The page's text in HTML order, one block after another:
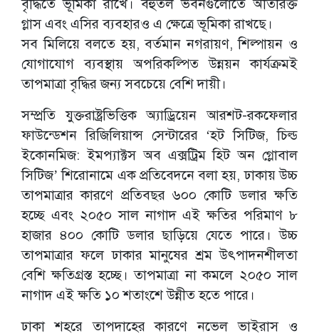
বৃদ্ধিতে ভূমিকা রাখে। বহুতল ভবনগুলোতে অতিরিক্ত
গ্লাস এবং এসির ব্যবহারও এ ক্ষেত্রে ভূমিকা রাখছে।
সব মিলিয়ে বলতে হয়, বর্তমান নগরায়ণ, শিল্পায়ন ও
যোগাযোগ ব্যবস্থায় অপরিকল্পিত উন্নয়ন কার্যক্রমই
তাপমাত্রা বৃদ্ধির জন্য সবচেয়ে বেশি দায়ী।
সম্প্রতি যুক্তরাষ্ট্রভিত্তিক অ্যাড্রিয়েন আরশট-রকফেলার
ফাউন্ডেশন রিজিলিয়ান্স সেন্টারের ‘হট সিটিজ, চিল্ড
ইকোনমিজ: ইমপ্যাক্টস অব এক্সট্রিম হিট অন গ্লোবাল
সিটিজ’ শিরোনামে এক প্রতিবেদনে বলা হয়, ঢাকায় উচ্চ
তাপমাত্রার কারণে প্রতিবছর ৬০০ কোটি ডলার ক্ষতি
হচ্ছে এবং ২০৫০ সাল নাগাদ এই ক্ষতির পরিমাণ ৮
হাজার ৪০০ কোটি ডলার ছাড়িয়ে যেতে পারে। উচ্চ
তাপমাত্রার ফলে ঢাকার মানুষের শ্রম উৎপাদনশীলতা
বেশি ক্ষতিগ্রস্ত হচ্ছে। তাপমাত্রা না কমলে ২০৫০ সাল
নাগাদ এই ক্ষতি ১০ শতাংশে উন্নীত হতে পারে।
ঢাকা শহরে তাপদাহের কারণে নভেল ভাইরাস ও